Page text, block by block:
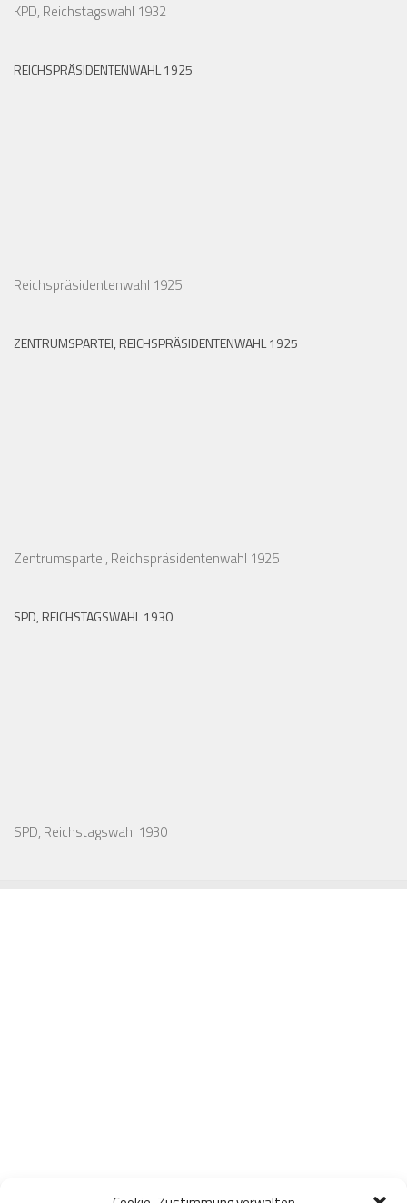
KPD, Reichstagswahl 1932
REICHSPRÄSIDENTENWAHL 1925
Reichspräsidentenwahl 1925
ZENTRUMSPARTEI, REICHSPRÄSIDENTENWAHL 1925
Zentrumspartei, Reichspräsidentenwahl 1925
SPD, REICHSTAGSWAHL 1930
SPD, Reichstagswahl 1930